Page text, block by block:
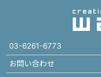
03-6261-6773
お問い合わせ